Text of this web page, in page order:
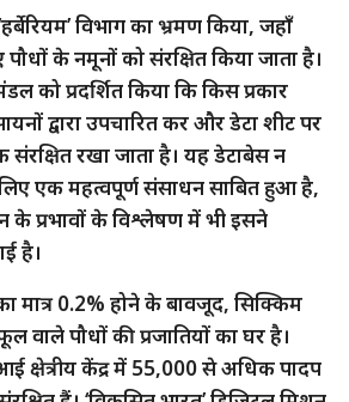
विभाग का भ्रमण किया, जहाँ
के नमूनों को संरक्षित किया जाता है।
को प्रदर्शित किया कि किस प्रकार
द्वारा उपचारित कर और डेटा शीट पर
संरक्षित रखा जाता है। यह डेटाबेस न
एक महत्वपूर्ण संसाधन साबित हुआ है,
के प्रभावों के विश्लेषण में भी इसने
है।
मात्र 0.2% होने के बावजूद, सिक्किम
पौधों की प्रजातियों का घर है।
क्षेत्रीय केंद्र में 55,000 से अधिक पादप